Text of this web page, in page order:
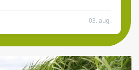
03. aug.